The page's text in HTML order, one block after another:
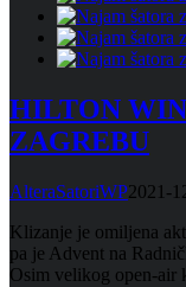
HILTON
ZAGREBU
AlteraSatoriWP2021-
Klizanje je omiljena
pa je Advent na
Osim velikog open-air